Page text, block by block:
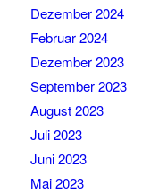
Dezember 2024
Februar 2024
Dezember 2023
September 2023
August 2023
Juli 2023
Juni 2023
Mai 2023